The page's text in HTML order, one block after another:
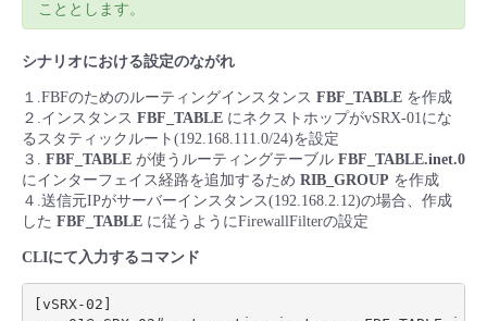
こととします。
シナリオにおける設定のながれ
１.FBFのためのルーティングインスタンス FBF_TABLE を作成
２.インスタンス FBF_TABLE にネクストホップがvSRX-01にな
るスタティックルート(192.168.111.0/24)を設定
３. FBF_TABLE が使うルーティングテーブル FBF_TABLE.inet.0
にインターフェイス経路を追加するため RIB_GROUP を作成
４.送信元IPがサーバーインスタンス(192.168.2.12)の場合、作成
した FBF_TABLE に従うようにFirewallFilterの設定
CLIにて入力するコマンド
[vSRX-02]